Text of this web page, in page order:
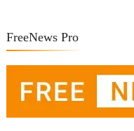
FreeNews Pro